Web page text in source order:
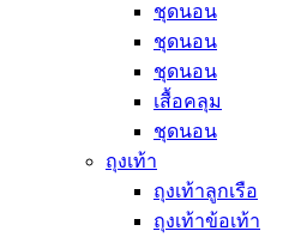
ชุดนอน
ชุดนอน
ชุดนอน
เสื้อคลุม
ชุดนอน
ถุงเท้า
ถุงเท้าลูกเรือ
ถุงเท้าข้อเท้า